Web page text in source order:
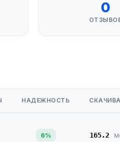
0
НАДЕЖНОСТЬ
6% 165.2